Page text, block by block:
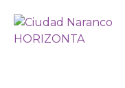
content